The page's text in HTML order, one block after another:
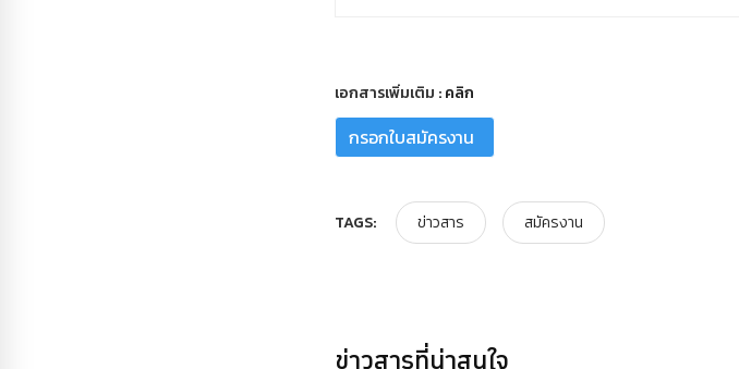
เอกสารเพิ่มเติม :คลิก
กรอกใบสมัครงาน
TAGS: ข่าวสาร สมัครงาน
ข่าวสารที่น่าสนใจ